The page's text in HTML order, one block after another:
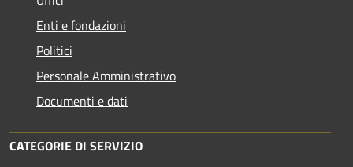
Enti e fondazioni
Politici
Personale Amministrativo
Documenti e dati
CATEGORIE DI SERVIZIO